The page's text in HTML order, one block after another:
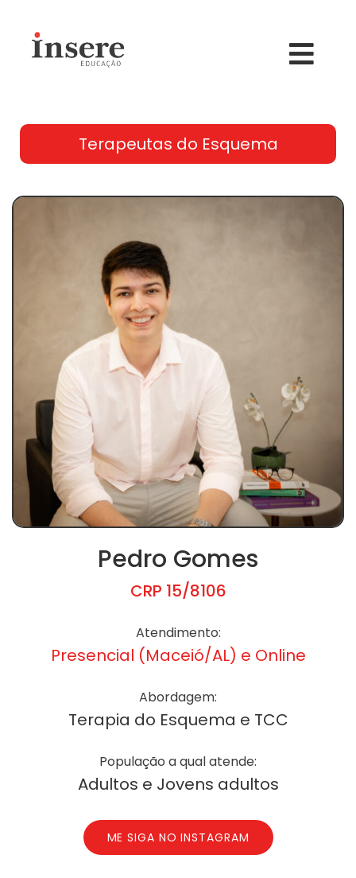
Terapeutas do Esquema
Pedro Gomes
CRP 15/8106
Atendimento:
Presencial (Maceió/AL) e Online
Abordagem:
Terapia do Esquema e TCC
População a qual atende:
Adultos e Jovens adultos
ME SIGA NO INSTAGRAM